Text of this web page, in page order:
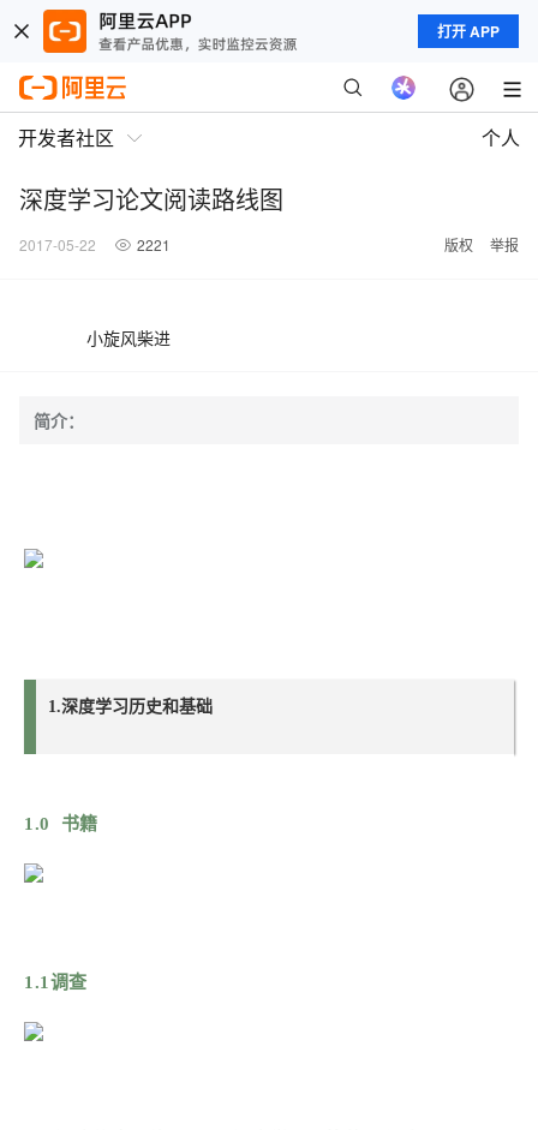
打开 APP
开发者社区 个人
深度学习论文阅读路线图
2017-05-22 2221 版权 举报
小旋风柴进
简介：
1.深度学习历史和基础
1.0 书籍
1.1调查